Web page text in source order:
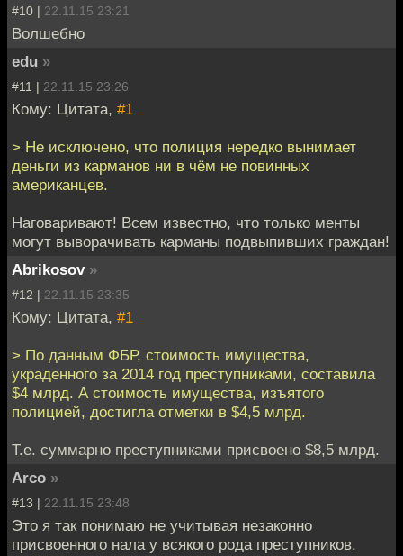
#10 | 22.11.15 23:21
Волшебно
edu »
#11 | 22.11.15 23:26
Кому: Цитата, #1
> Не исключено, что полиция нередко вынимает
деньги из карманов ни в чём не повинных
американцев.
Наговаривают! Всем известно, что только менты
могут выворачивать карманы подвыпивших граждан!
Abrikosov »
#12 | 22.11.15 23:35
Кому: Цитата, #1
> По данным ФБР, стоимость имущества,
украденного за 2014 год преступниками, составила
$4 млрд. А стоимость имущества, изъятого
полицией, достигла отметки в $4,5 млрд.
Т.е. суммарно преступниками присвоено $8,5 млрд.
Arco »
#13 | 22.11.15 23:48
Это я так понимаю не учитывая незаконно
присвоенного нала у всякого рода преступников.